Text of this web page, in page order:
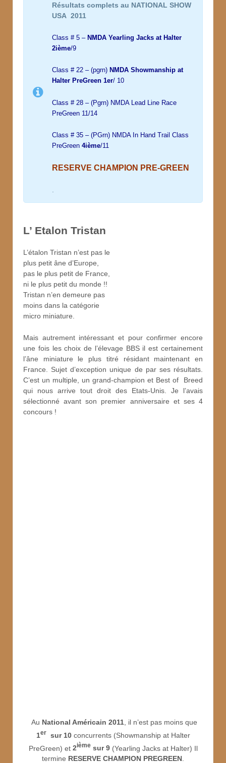
Résultats complets au NATIONAL SHOW
USA 2011
Class # 5 – NMDA Yearling Jacks at Halter
2ième/9
Class # 22 – (pgrn) NMDA Showmanship at
Halter PreGreen 1er/ 10
Class # 28 – (Pgrn) NMDA Lead Line Race
PreGreen 11/14
Class # 35 – (PGrn) NMDA In Hand Trail Class
PreGreen 4ième/11
RESERVE CHAMPION PRE-GREEN
L’ Etalon Tristan
L’étalon Tristan n’est pas le
plus petit âne d’Europe,
pas le plus petit de France,
ni le plus petit du monde !!
Tristan n’en demeure pas
moins dans la catégorie
micro miniature.
Mais autrement intéressant et pour confirmer encore
une fois les choix de l’élevage BBS il est certainement
l’âne miniature le plus titré résidant maintenant en
France. Sujet d’exception unique de par ses résultats.
C’est un multiple, un grand-champion et Best of Breed
qui nous arrive tout droit des Etats-Unis. Je l’avais
sélectionné avant son premier anniversaire et ses 4
concours !
Au National Américain 2011, il n’est pas moins que
1ersur 10concurrents (Showmanship at Halter
PreGreen) et 2ièmesur 9(Yearling Jacks at Halter) Il
termine RESERVE CHAMPION PREGREEN